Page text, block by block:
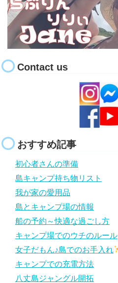
Contact us
おすすめ記事
初心者さんの準備
島キャンプ持ち物リスト
我が家の愛用品
島とキャンプ場の情報
船の予約～快適な過ごし方
キャンプ場でのウチのルール
女子だもん♪島でのお手入れ
キャンプでの充電方法
八丈島ジャングル開拓